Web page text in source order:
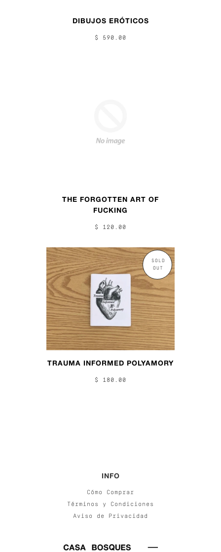
DIBUJOS ERÓTICOS
$ 590.00
THE FORGOTTEN ART OF
FUCKING
$ 120.00
SOLD
OUT
TRAUMA INFORMED POLYAMORY
$ 180.00
INFO
Cómo Comprar
Términos y Condiciones
Aviso de Privacidad